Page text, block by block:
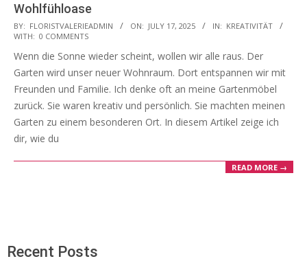
Wohlfühloase
2025-
07-
17
BY: FLORISTVALERIEADMIN ON: JULY 17, 2025 IN: KREATIVITÄT
WITH: 0 COMMENTS
Wenn die Sonne wieder scheint, wollen wir alle raus. Der
Garten wird unser neuer Wohnraum. Dort entspannen wir mit
Freunden und Familie. Ich denke oft an meine Gartenmöbel
zurück. Sie waren kreativ und persönlich. Sie machten meinen
Garten zu einem besonderen Ort. In diesem Artikel zeige ich
dir, wie du
READ MORE →
Recent Posts